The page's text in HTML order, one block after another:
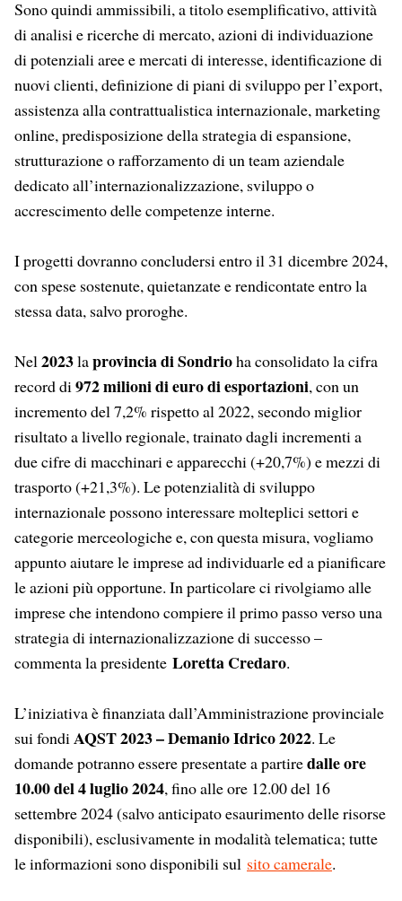
Sono quindi ammissibili, a titolo esemplificativo, attività
di analisi e ricerche di mercato, azioni di individuazione
di potenziali aree e mercati di interesse, identificazione di
nuovi clienti, definizione di piani di sviluppo per l’export,
assistenza alla contrattualistica internazionale, marketing
online, predisposizione della strategia di espansione,
strutturazione o rafforzamento di un team aziendale
dedicato all’internazionalizzazione, sviluppo o
accrescimento delle competenze interne.
I progetti dovranno concludersi entro il 31 dicembre 2024,
con spese sostenute, quietanzate e rendicontate entro la
stessa data, salvo proroghe.
Nel2023laprovincia di Sondrioha consolidato la cifra
record di972 milioni di euro di esportazioni, con un
incremento del 7,2% rispetto al 2022, secondo miglior
risultato a livello regionale, trainato dagli incrementi a
due cifre di macchinari e apparecchi (+20,7%) e mezzi di
trasporto (+21,3%). Le potenzialità di sviluppo
internazionale possono interessare molteplici settori e
categorie merceologiche e, con questa misura, vogliamo
appunto aiutare le imprese ad individuarle ed a pianificare
le azioni più opportune. In particolare ci rivolgiamo alle
imprese che intendono compiere il primo passo verso una
strategia di internazionalizzazione di successo–
commenta la presidente Loretta Credaro.
L’iniziativa è finanziata dall’Amministrazione provinciale
sui fondiAQST 2023 – Demanio Idrico 2022. Le
domande potranno essere presentate a partiredalle ore
10.00 del 4 luglio 2024, fino alle ore 12.00 del 16
settembre 2024 (salvo anticipato esaurimento delle risorse
disponibili), esclusivamente in modalità telematica; tutte
le informazioni sono disponibili sul sito camerale.